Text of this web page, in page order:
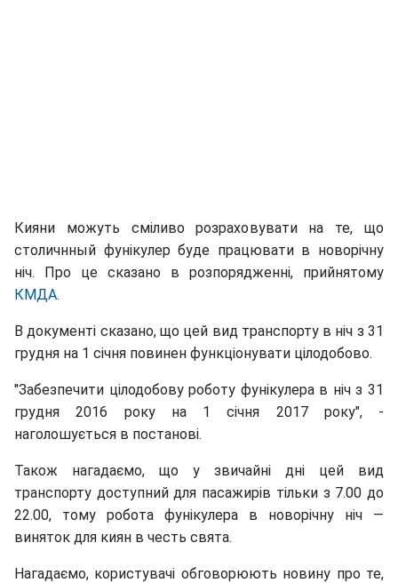
Кияни можуть сміливо розраховувати на те, що
столичнный фунікулер буде працювати в новорічну
ніч. Про це сказано в розпорядженні, прийнятому
КМДА.
В документі сказано, що цей вид транспорту в ніч з 31
грудня на 1 січня повинен функціонувати цілодобово.
"Забезпечити цілодобову роботу фунікулера в ніч з 31
грудня 2016 року на 1 січня 2017 року", -
наголошується в постанові.
Також нагадаємо, що у звичайні дні цей вид
транспорту доступний для пасажирів тільки з 7.00 до
22.00, тому робота фунікулера в новорічну ніч —
виняток для киян в честь свята.
Нагадаємо, користувачі обговорюють новину про те,